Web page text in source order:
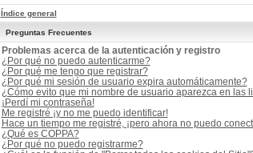
Índice general
Preguntas Frecuentes
Problemas acerca de la autenticación y registro
¿Por qué no puedo autenticarme?
¿Por qué me tengo que registrar?
¿Por qué mi sesión de usuario expira automáticamente?
¿Cómo evito que mi nombre de usuario aparezca en las
¡Perdí mi contraseña!
Me registré ¡y no me puedo identificar!
Hace un tiempo me registré, ¡pero ahora no puedo
¿Qué es COPPA?
¿Por qué no puedo registrarme?